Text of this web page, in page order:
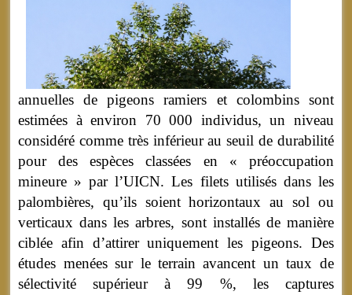
annuelles de pigeons ramiers et colombins sont
estimées à environ 70 000 individus, un niveau
considéré comme très inférieur au seuil de durabilité
pour des espèces classées en « préoccupation
mineure » par l’UICN. Les filets utilisés dans les
palombières, qu’ils soient horizontaux au sol ou
verticaux dans les arbres, sont installés de manière
ciblée afin d’attirer uniquement les pigeons. Des
études menées sur le terrain avancent un taux de
sélectivité supérieur à 99 %, les captures